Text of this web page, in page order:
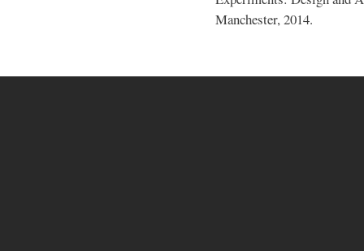
Manchester, 2014.